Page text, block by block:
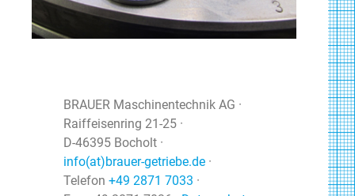
BRAUER Maschinentechnik AG ·
Raiffeisenring 21-25 ·
D-46395 Bocholt ·
info(at)brauer-getriebe.de ·
Telefon +49 2871 7033 ·